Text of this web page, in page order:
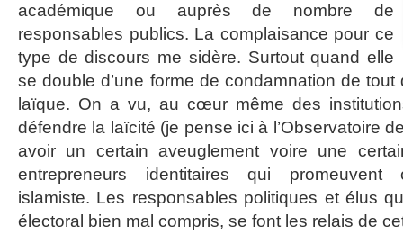
académique ou auprès de nombre de
responsables publics. La complaisance pour ce
type de discours me sidère. Surtout quand elle
se double d’une forme de condamnation de
laïque. On a vu, au cœur même des
défendre la laïcité (je pense ici à l’Observatoire
avoir un certain aveuglement voire une
entrepreneurs identitaires qui promeuvent
islamiste. Les responsables politiques et élus
électoral bien mal compris, se font les relais de